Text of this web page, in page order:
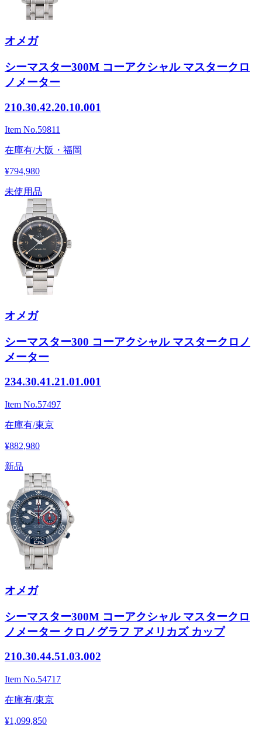
オメガ
シーマスター300M コーアクシャル マスタークロ
ノメーター
210.30.42.20.10.001
Item No.59811
在庫有/大阪・福岡
¥794,980
未使用品
オメガ
シーマスター300 コーアクシャル マスタークロノ
メーター
234.30.41.21.01.001
Item No.57497
在庫有/東京
¥882,980
新品
オメガ
シーマスター300M コーアクシャル マスタークロ
ノメーター クロノグラフ アメリカズ カップ
210.30.44.51.03.002
Item No.54717
在庫有/東京
¥1,099,850